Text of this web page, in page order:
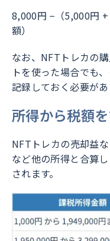
8,000円 −（5,000円
額）
なお、NFTトレカの
トを使った場合でも
記録しておく必要が
所得から税額
NFTトレカの売却益
など他の所得と合算
されます。